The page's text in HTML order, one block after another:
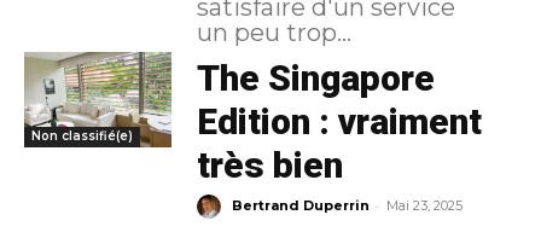
satisfaire d'un service
un peu trop...
Non classifié(e)
The Singapore
Edition : vraiment
très bien
Bertrand Duperrin - Mai 23, 2025